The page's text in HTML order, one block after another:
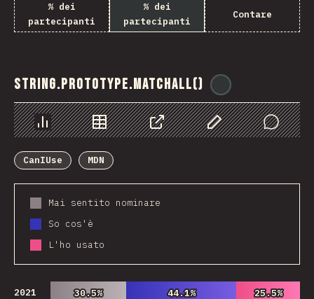
% dei
partecipanti
% dei
partecipanti
Contare
String.prototype.matchAll()
Grafico Dati CondividerePersonalizza i dati
Comments
CanIUse
MDN
Mai sentito nominare
So cos'è
L'ho usato
2021 30.5%
30.5% 44.1%
44.1% 25.5%
25.5%